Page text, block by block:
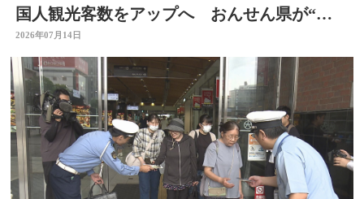
国人観光客数をアップへ おんせん県が“涼
しい大分”に
2026年07月14日